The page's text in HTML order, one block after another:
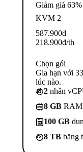
Giảm giá 63%
KVM 2
587.900đ
218.900đ/th
Chọn gói
Gia hạn với
lúc nào.
2 nhân
8 GB RAM
100 GB
8 TB băng